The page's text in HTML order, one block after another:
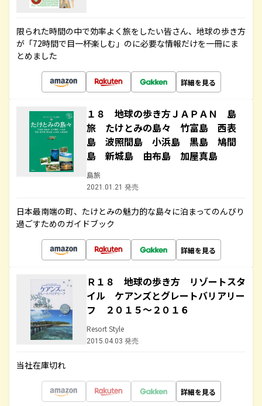
限られた時間の中で効率よく旅をしたい皆さん、地球の歩き方
が「72時間で目一杯楽しむ」のに必要な情報だけを一冊にま
とめました
詳細を見る
１８ 地球の歩き方ＪＡＰＡＮ 島
旅 たけとみの島々 竹富島 西表
島 波照間島 小浜島 黒島 鳩間
島 新城島 由布島 加屋真島
島旅
2021.01.21 発売
日本最南端の町、たけとみの魅力的な島々に泊まってのんびり
過ごすためのガイドブック
詳細を見る
Ｒ１８ 地球の歩き方 リゾートスタ
イル ケアンズとグレートバリアリー
フ ２０１５～２０１６
Resort Style
2015.04.03 発売
当社在庫切れ
詳細を見る